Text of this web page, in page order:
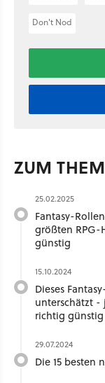
Don't Nod
ZUM
25.02.2025
Fantasy-
größten RPG-
günstig
15.10.2024
Dieses
unterschätzt
richtig günstig
29.07.2024
Die 15 besten